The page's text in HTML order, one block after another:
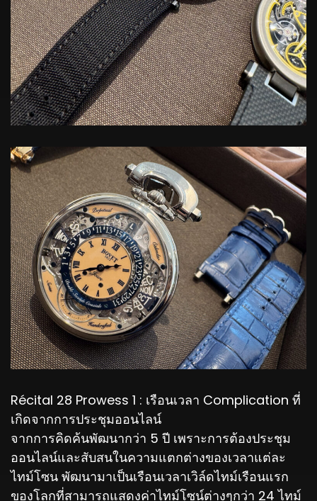
Récital 28 Prowess 1 : เรือนเวลา Complication ที่
เกิดจากการประชุมออนไลน์
จากการคิดค้นพัฒนากว่า 5 ปี เพราะการต้องประชุม
ออนไลน์และสับสนในความแตกต่างของเวลาแต่ละ
ไทม์โซน พัฒนามาเป็นเรือนเวลาเวิล์ดไทม์เรือนแรก
ของโลกที่สามารถแสดงค่าไทม์โซน์ต่างๆกว่า 24 ไทม์